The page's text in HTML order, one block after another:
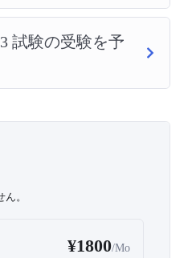
試験の受験を予
。
¥1800/Mo